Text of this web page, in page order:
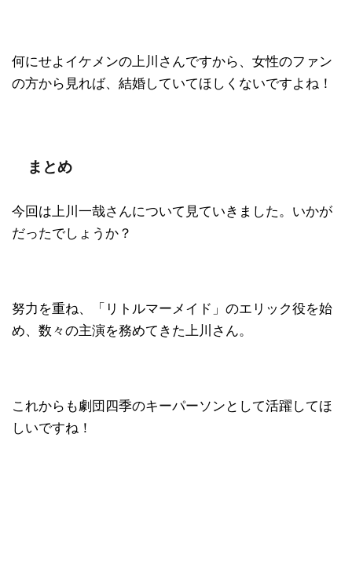
何にせよイケメンの上川さんですから、女性のファン
の方から見れば、結婚していてほしくないですよね！
まとめ
今回は上川一哉さんについて見ていきました。いかが
だったでしょうか？
努力を重ね、「リトルマーメイド」のエリック役を始
め、数々の主演を務めてきた上川さん。
これからも劇団四季のキーパーソンとして活躍してほ
しいですね！